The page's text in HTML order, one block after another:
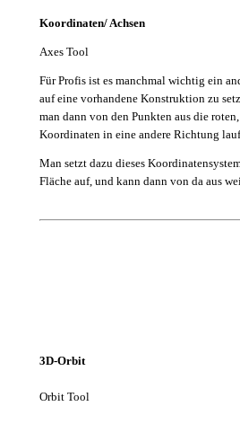
Koordinaten/ Achsen
Axes Tool
Für Profis ist es manchmal wichtig ein
auf eine vorhandene Konstruktion zu
man dann von den Punkten aus die
Koordinaten in eine andere Richtung
Man setzt dazu dieses
Fläche auf, und kann dann von da aus
3D-Orbit
Orbit Tool